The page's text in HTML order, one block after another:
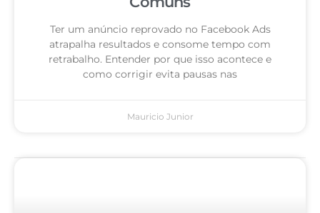
Ter um anúncio reprovado no Facebook Ads
atrapalha resultados e consome tempo com
retrabalho. Entender por que isso acontece e
como corrigir evita pausas nas
Mauricio Junior